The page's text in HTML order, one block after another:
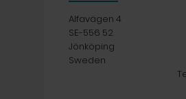
Alfavägen 4
SE-556 52
Jönköping
Sweden